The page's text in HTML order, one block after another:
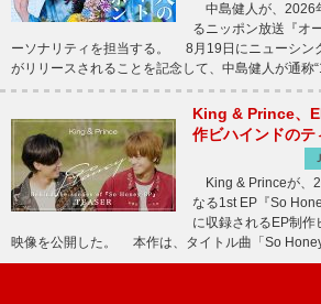
中島健人が、2026
るニッポン放送『オ
ーソナリティを担当する。 8月19日にニューシン
がリリースされることを記念して、中島健人が通称
King & Prince、
作ビハインドのテ
King & Princeが、
なる1st EP『So
に収録されるEP制作
映像を公開した。 本作は、タイトル曲「So